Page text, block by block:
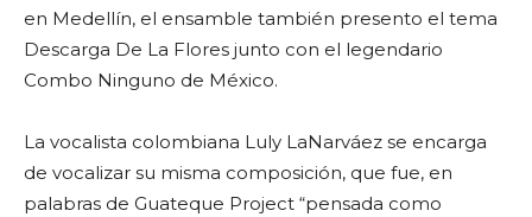
en Medellín, el ensamble también presento el tema
Descarga De La Flores junto con el legendario
Combo Ninguno de México.
La vocalista colombiana Luly LaNarváez se encarga
de vocalizar su misma composición, que fue, en
palabras de Guateque Project “pensada como